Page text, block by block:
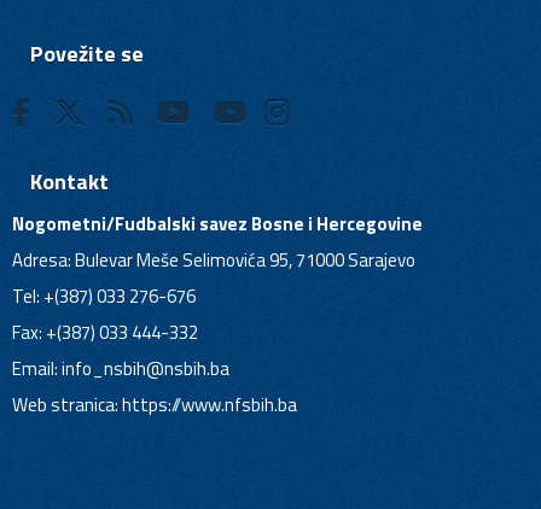
Povežite se
Kontakt
Nogometni/Fudbalski savez Bosne i Hercegovine
Adresa: Bulevar Meše Selimovića 95, 71000 Sarajevo
Tel: +(387) 033 276-676
Fax: +(387) 033 444-332
Email:info_nsbih@nsbih.ba
Web stranica: https://www.nfsbih.ba